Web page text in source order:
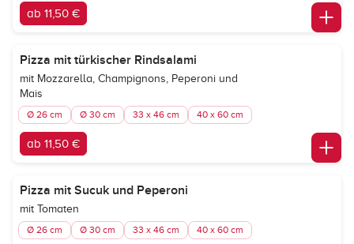
ab 11,50 €
Pizza mit türkischer Rindsalami
mit Mozzarella, Champignons, Peperoni und
Mais
Ø 26 cm Ø 30 cm 33 x 46 cm 40 x 60 cm
ab 11,50 €
Pizza mit Sucuk und Peperoni
mit Tomaten
Ø 26 cm Ø 30 cm 33 x 46 cm 40 x 60 cm